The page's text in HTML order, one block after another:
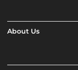
About Us